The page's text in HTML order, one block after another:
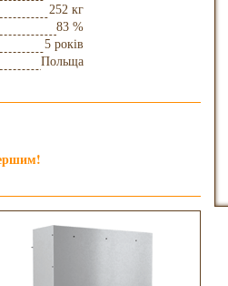
252 кг
83 %
5 років
Польща